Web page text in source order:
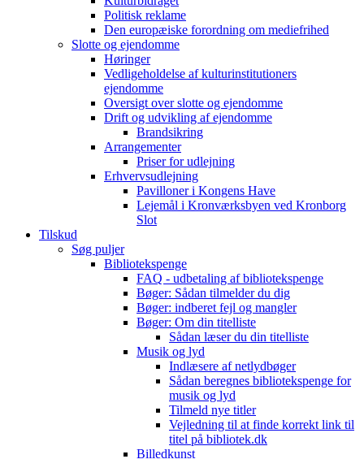
Politisk reklame
Den europæiske forordning om mediefrihed
Slotte og ejendomme
Høringer
Vedligeholdelse af kulturinstitutioners
ejendomme
Oversigt over slotte og ejendomme
Drift og udvikling af ejendomme
Brandsikring
Arrangementer
Priser for udlejning
Erhvervsudlejning
Pavilloner i Kongens Have
Lejemål i Kronværksbyen ved Kronborg
Slot
Tilskud
Søg puljer
Bibliotekspenge
FAQ - udbetaling af bibliotekspenge
Bøger: Sådan tilmelder du dig
Bøger: indberet fejl og mangler
Bøger: Om din titelliste
Sådan læser du din titelliste
Musik og lyd
Indlæsere af netlydbøger
Sådan beregnes bibliotekspenge for
musik og lyd
Tilmeld nye titler
Vejledning til at finde korrekt link til
titel på bibliotek.dk
Billedkunst